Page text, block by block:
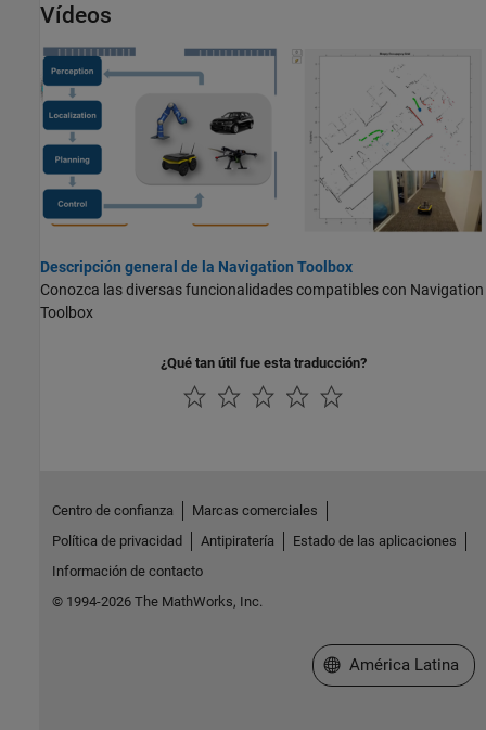
Vídeos
Descripción general de la Navigation Toolbox
Conozca las diversas funcionalidades compatibles con Navigation
Toolbox
¿Qué tan útil fue esta traducción?
Centro de confianza
Marcas comerciales
Política de privacidad
Antipiratería
Estado de las aplicaciones
Información de contacto
© 1994-2026 The MathWorks, Inc.
Seleccione un país/
América Latina